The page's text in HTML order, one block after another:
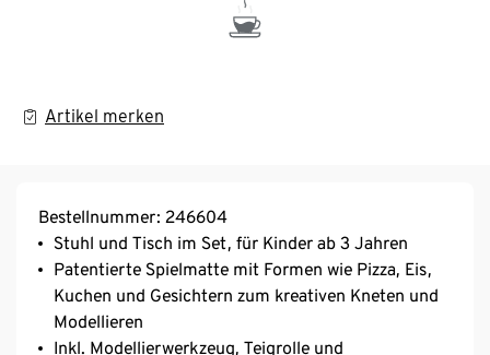
Artikel merken
Bestellnummer: 246604
Stuhl und Tisch im Set, für Kinder ab 3 Jahren
Patentierte Spielmatte mit Formen wie Pizza, Eis,
Kuchen und Gesichtern zum kreativen Kneten und
Modellieren
Inkl. Modellierwerkzeug, Teigrolle und